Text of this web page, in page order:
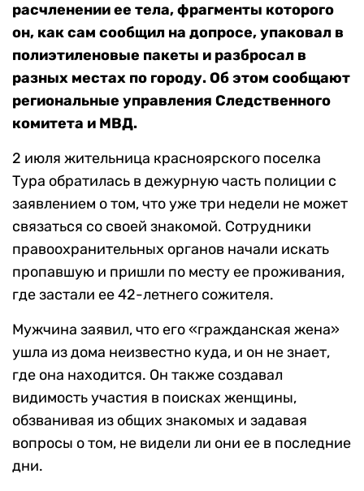
расчленении ее тела, фрагменты которого
он, как сам сообщил на допросе, упаковал в
полиэтиленовые пакеты и разбросал в
разных местах по городу. Об этом сообщают
региональные управления Следственного
комитета и МВД.
2 июля жительница красноярского поселка
Тура обратилась в дежурную часть полиции с
заявлением о том, что уже три недели не может
связаться со своей знакомой. Сотрудники
правоохранительных органов начали искать
пропавшую и пришли по месту ее проживания,
где застали ее 42-летнего сожителя.
Мужчина заявил, что его «гражданская жена»
ушла из дома неизвестно куда, и он не знает,
где она находится. Он также создавал
видимость участия в поисках женщины,
обзванивая из общих знакомых и задавая
вопросы о том, не видели ли они ее в последние
дни.